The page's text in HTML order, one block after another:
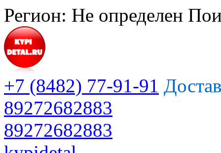
Регион: Не определен
+7 (8482) 77-91-91
89272682883
89272682883